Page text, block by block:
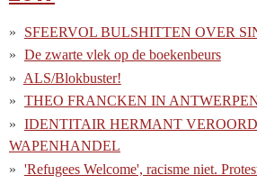
SFEERVOL BULSHITTEN OVER
De zwarte vlek op de boekenbeurs
ALS/Blokbuster!
THEO FRANCKEN IN
IDENTITAIR HERMANT
WAPENHANDEL
'Refugees Welcome', racisme niet.